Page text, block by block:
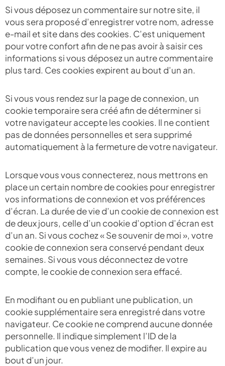
Si vous déposez un commentaire sur notre site, il
vous sera proposé d’enregistrer votre nom, adresse
e-mail et site dans des cookies. C’est uniquement
pour votre confort afin de ne pas avoir à saisir ces
informations si vous déposez un autre commentaire
plus tard. Ces cookies expirent au bout d’un an.
Si vous vous rendez sur la page de connexion, un
cookie temporaire sera créé afin de déterminer si
votre navigateur accepte les cookies. Il ne contient
pas de données personnelles et sera supprimé
automatiquement à la fermeture de votre navigateur.
Lorsque vous vous connecterez, nous mettrons en
place un certain nombre de cookies pour enregistrer
vos informations de connexion et vos préférences
d’écran. La durée de vie d’un cookie de connexion est
de deux jours, celle d’un cookie d’option d’écran est
d’un an. Si vous cochez « Se souvenir de moi », votre
cookie de connexion sera conservé pendant deux
semaines. Si vous vous déconnectez de votre
compte, le cookie de connexion sera effacé.
En modifiant ou en publiant une publication, un
cookie supplémentaire sera enregistré dans votre
navigateur. Ce cookie ne comprend aucune donnée
personnelle. Il indique simplement l’ID de la
publication que vous venez de modifier. Il expire au
bout d’un jour.